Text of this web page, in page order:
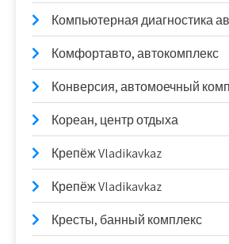
Компьютерная диагностика
Комфортавто, автокомплекс
Конверсия, автомоечный
Кореан, центр отдыха
Крепёж Vladikavkaz
Крепёж Vladikavkaz
Кресты, банный комплекс